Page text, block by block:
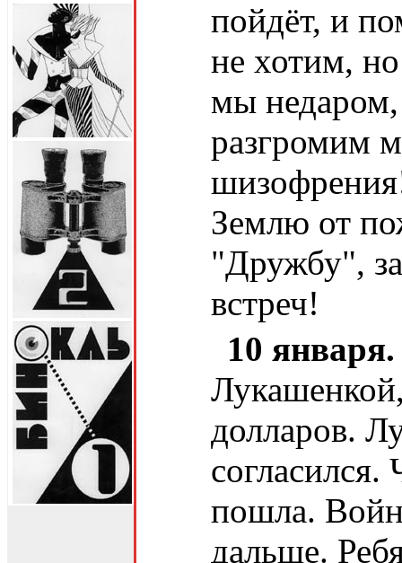
пойдёт, и
не хотим,
мы недаром,
разгромим
Землю от
"Дружбу",
встреч!
10 января.
долларов.
пошла.
дальше.